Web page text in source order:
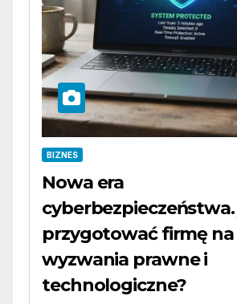
BIZNES
Nowa era
przygotować firmę na
wyzwania prawne i
technologiczne?